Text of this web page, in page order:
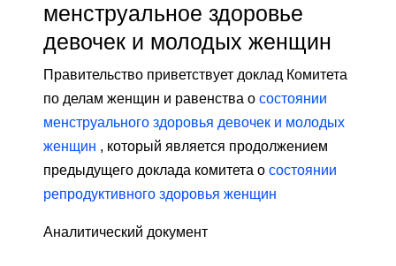
менструальное здоровье
девочек и молодых женщин
Правительство приветствует доклад Комитета
по делам женщин и равенства о состоянии
менструального здоровья девочек и молодых
женщин , который является продолжением
предыдущего доклада комитета о состоянии
репродуктивного здоровья женщин
Аналитический документ